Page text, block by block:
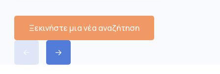
Ξεκινήστε μια νέα αναζήτηση